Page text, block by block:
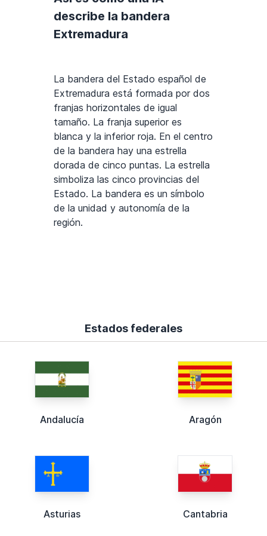
describe la bandera
Extremadura
La bandera del Estado español de
Extremadura está formada por dos
franjas horizontales de igual
tamaño. La franja superior es
blanca y la inferior roja. En el centro
de la bandera hay una estrella
dorada de cinco puntas. La estrella
simboliza las cinco provincias del
Estado. La bandera es un símbolo
de la unidad y autonomía de la
región.
Estados federales
Andalucía Aragón
Asturias Cantabria